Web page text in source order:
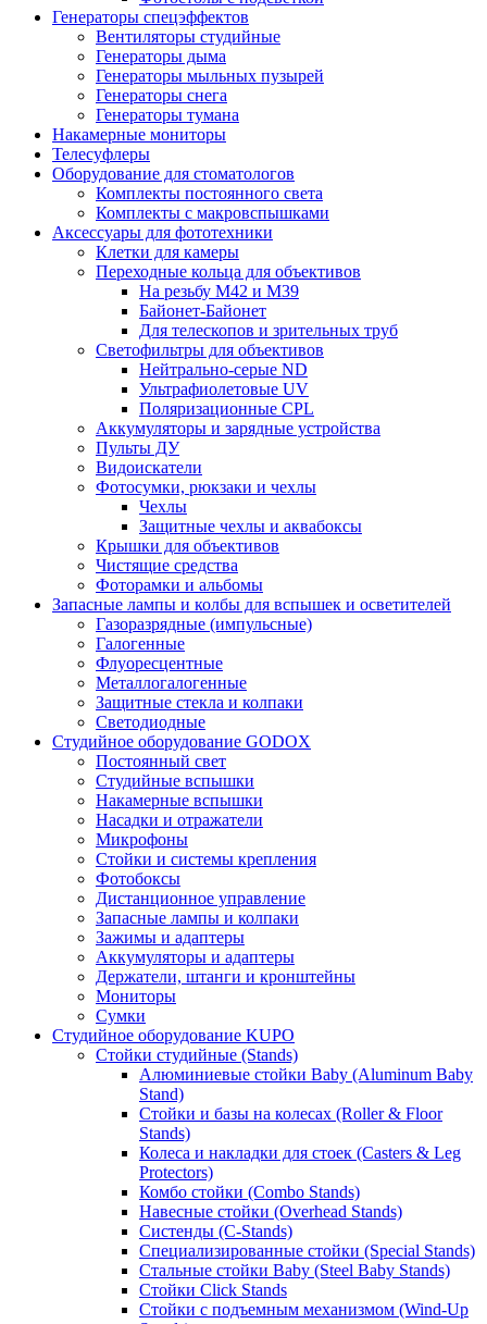
Генераторы спецэффектов
Вентиляторы студийные
Генераторы дыма
Генераторы мыльных пузырей
Генераторы снега
Генераторы тумана
Накамерные мониторы
Телесуфлеры
Оборудование для стоматологов
Комплекты постоянного света
Комплекты с макровспышками
Аксессуары для фототехники
Клетки для камеры
Переходные кольца для объективов
На резьбу М42 и М39
Байонет-Байонет
Для телескопов и зрительных труб
Светофильтры для объективов
Нейтрально-серые ND
Ультрафиолетовые UV
Поляризационные CPL
Аккумуляторы и зарядные устройства
Пульты ДУ
Видоискатели
Фотосумки, рюкзаки и чехлы
Чехлы
Защитные чехлы и аквабоксы
Крышки для объективов
Чистящие средства
Фоторамки и альбомы
Запасные лампы и колбы для вспышек и осветителей
Газоразрядные (импульсные)
Галогенные
Флуоресцентные
Металлогалогенные
Защитные стекла и колпаки
Светодиодные
Студийное оборудование GODOX
Постоянный свет
Студийные вспышки
Накамерные вспышки
Насадки и отражатели
Микрофоны
Стойки и системы крепления
Фотобоксы
Дистанционное управление
Запасные лампы и колпаки
Зажимы и адаптеры
Аккумуляторы и адаптеры
Держатели, штанги и кронштейны
Мониторы
Сумки
Студийное оборудование KUPO
Стойки студийные (Stands)
Алюминиевые стойки Baby (Aluminum Baby
Stand)
Стойки и базы на колесах (Roller & Floor
Stands)
Колеса и накладки для стоек (Casters & Leg
Protectors)
Комбо стойки (Combo Stands)
Навесные стойки (Overhead Stands)
Систенды (C-Stands)
Специализированные стойки (Special Stands)
Стальные стойки Baby (Steel Baby Stands)
Стойки Click Stands
Стойки с подъемным механизмом (Wind-Up